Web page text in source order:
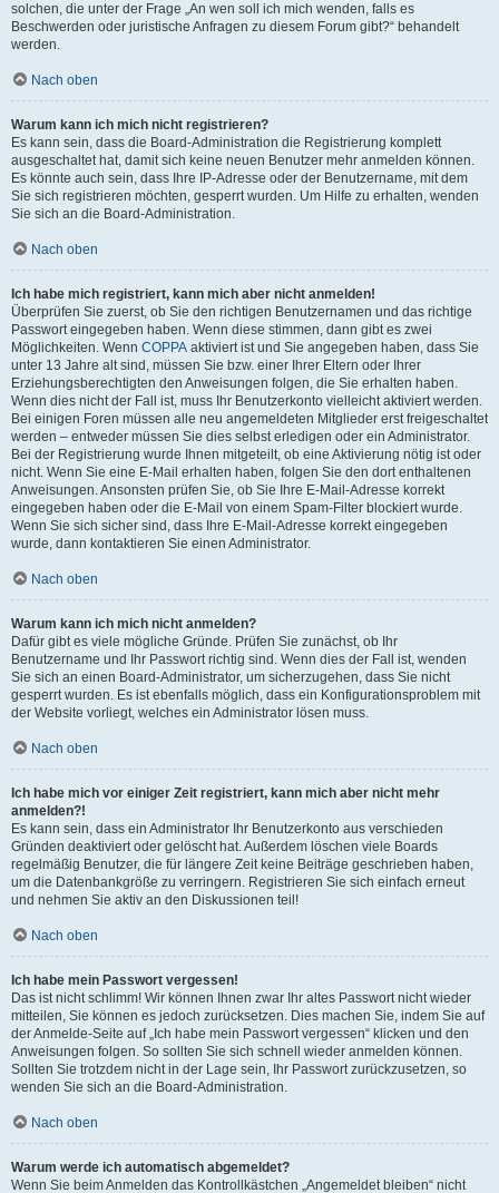
solchen, die unter der Frage „An wen soll ich mich wenden, falls es
Beschwerden oder juristische Anfragen zu diesem Forum gibt?“ behandelt
werden.
Nach oben
Warum kann ich mich nicht registrieren?
Es kann sein, dass die Board-Administration die Registrierung komplett
ausgeschaltet hat, damit sich keine neuen Benutzer mehr anmelden können.
Es könnte auch sein, dass Ihre IP-Adresse oder der Benutzername, mit dem
Sie sich registrieren möchten, gesperrt wurden. Um Hilfe zu erhalten, wenden
Sie sich an die Board-Administration.
Nach oben
Ich habe mich registriert, kann mich aber nicht anmelden!
Überprüfen Sie zuerst, ob Sie den richtigen Benutzernamen und das richtige
Passwort eingegeben haben. Wenn diese stimmen, dann gibt es zwei
Möglichkeiten. Wenn COPPA aktiviert ist und Sie angegeben haben, dass Sie
unter 13 Jahre alt sind, müssen Sie bzw. einer Ihrer Eltern oder Ihrer
Erziehungsberechtigten den Anweisungen folgen, die Sie erhalten haben.
Wenn dies nicht der Fall ist, muss Ihr Benutzerkonto vielleicht aktiviert werden.
Bei einigen Foren müssen alle neu angemeldeten Mitglieder erst freigeschaltet
werden – entweder müssen Sie dies selbst erledigen oder ein Administrator.
Bei der Registrierung wurde Ihnen mitgeteilt, ob eine Aktivierung nötig ist oder
nicht. Wenn Sie eine E-Mail erhalten haben, folgen Sie den dort enthaltenen
Anweisungen. Ansonsten prüfen Sie, ob Sie Ihre E-Mail-Adresse korrekt
eingegeben haben oder die E-Mail von einem Spam-Filter blockiert wurde.
Wenn Sie sich sicher sind, dass Ihre E-Mail-Adresse korrekt eingegeben
wurde, dann kontaktieren Sie einen Administrator.
Nach oben
Warum kann ich mich nicht anmelden?
Dafür gibt es viele mögliche Gründe. Prüfen Sie zunächst, ob Ihr
Benutzername und Ihr Passwort richtig sind. Wenn dies der Fall ist, wenden
Sie sich an einen Board-Administrator, um sicherzugehen, dass Sie nicht
gesperrt wurden. Es ist ebenfalls möglich, dass ein Konfigurationsproblem mit
der Website vorliegt, welches ein Administrator lösen muss.
Nach oben
Ich habe mich vor einiger Zeit registriert, kann mich aber nicht mehr
anmelden?!
Es kann sein, dass ein Administrator Ihr Benutzerkonto aus verschieden
Gründen deaktiviert oder gelöscht hat. Außerdem löschen viele Boards
regelmäßig Benutzer, die für längere Zeit keine Beiträge geschrieben haben,
um die Datenbankgröße zu verringern. Registrieren Sie sich einfach erneut
und nehmen Sie aktiv an den Diskussionen teil!
Nach oben
Ich habe mein Passwort vergessen!
Das ist nicht schlimm! Wir können Ihnen zwar Ihr altes Passwort nicht wieder
mitteilen, Sie können es jedoch zurücksetzen. Dies machen Sie, indem Sie auf
der Anmelde-Seite auf „Ich habe mein Passwort vergessen“ klicken und den
Anweisungen folgen. So sollten Sie sich schnell wieder anmelden können.
Sollten Sie trotzdem nicht in der Lage sein, Ihr Passwort zurückzusetzen, so
wenden Sie sich an die Board-Administration.
Nach oben
Warum werde ich automatisch abgemeldet?
Wenn Sie beim Anmelden das Kontrollkästchen „Angemeldet bleiben“ nicht